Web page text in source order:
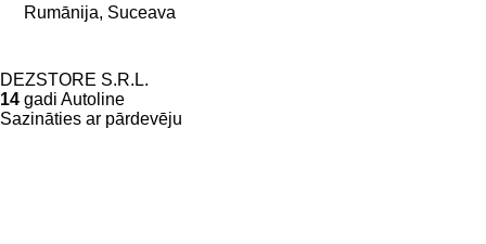
Rumānija, Suceava
DEZSTORE S.R.L.
14 gadi Autoline
Sazināties ar pārdevēju